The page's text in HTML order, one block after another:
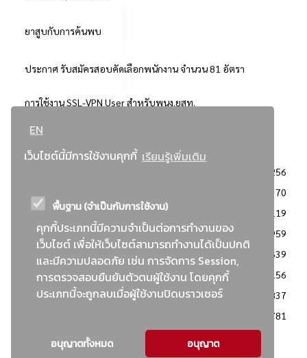
EN
เว็บไซต์นี้มีการใช้งานคุกกี้ เรียนรู้เพิ่มเติม
พื้นฐาน (จำเป็นกับการใช้งาน)
คุกกี้ประเภทนี้มีความจำเป็นต่อการทำงานของ
เว็บไซต์ เพื่อให้เว็บไซต์สามารถทำงานได้เป็นปกติ
และมีความปลอดภัย เช่น การจัดการ Session,
การตรวจสอบยืนยันตัวตนผู้ใช้งาน โดยคุกกี้
ประเภทนี้จะถูกลบเมื่อผู้ใช้งานปิดบราวเซอร์
อนุญาตทั้งหมด อนุญาต
ยาสูบกับการค้นพบ
ประกาศ รับสมัครสอบคัดเลือกพนักงาน จำนวน 81 อัตรา
การใช้งาน SSL-VPN User สำหรับพนง.ยสท.
..ยอดนิยม..
3256
2370
: วิธีเฉพาะเจาะจง
2119
ข่าวสาร/ประกาศ
1959
: เอกสารส่งเสริมความโปร่งใสในการจัดซื้อจัดจ้าง
1639
ข่าวสารจัดซื้อจัดจ้าง
1156
: แผนการจัดซื้อจัดจ้าง
837
781